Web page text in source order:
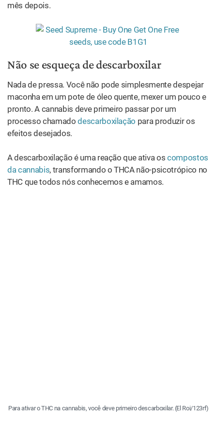
mês depois.
Não se esqueça de descarboxilar
Nada de pressa. Você não pode simplesmente despejar
maconha em um pote de óleo quente, mexer um pouco e
pronto. A cannabis deve primeiro passar por um
processo chamadodescarboxilação para produzir os
efeitos desejados.
A descarboxilação é uma reação que ativa oscompostos
da cannabis, transformando o THCA não-psicotrópico no
THC que todos nós conhecemos e amamos.
Para ativar o THC na cannabis, você deve primeiro descarboxilar. (El Roi/123rf)